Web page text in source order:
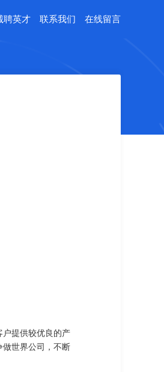
聘英才 联系我们 在线留言
户提供较优良的产
做世界公司，不断